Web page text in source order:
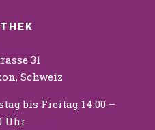
31
Schweiz
bis Freitag 14:00 –
Uhr